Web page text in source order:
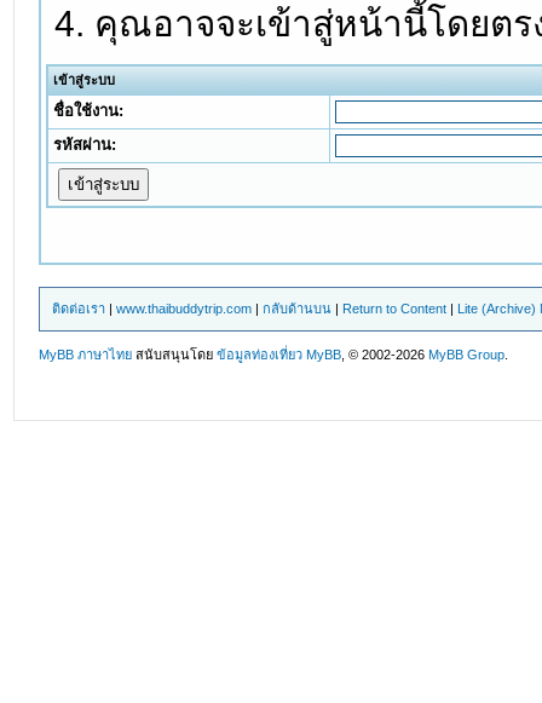
คุณอาจจะเข้าสู่หน้านี้โดยต
เข้าสู่ระบบ
ชื่อใช้งาน:
รหัสผ่าน:
ติดต่อเรา |www.thaibuddytrip.com |กลับด้านบน | Return to Content | Lite (Archive)
MyBB ภาษาไทย สนับสนุนโดยข้อมูลท่องเที่ยว MyBB , © 2002-2026MyBB Group